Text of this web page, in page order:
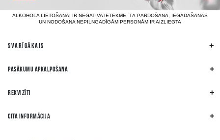
ALKOHOLA LIETOŠANAI IR NEGATĪVA IETEKME, TĀ PĀRDOŠANA, IEGĀDĀŠANĀS
UN NODOŠANA NEPILNGADĪGĀM PERSONĀM IR AIZLIEGTA
SVARĪGĀKAIS
PASĀKUMU APKALPOŠANA
REKVIZĪTI
CITA INFORMĀCIJA